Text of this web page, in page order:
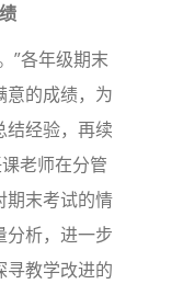
”各年级期末
意的成绩，为
结经验，再续
老师在分管
期末考试的情
分析，进一步
寻教学改进的